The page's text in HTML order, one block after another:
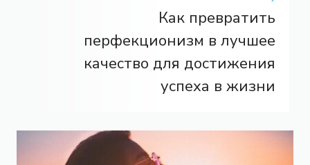
Как превратить
перфекционизм в лучшее
качество для достижения
успеха в жизни